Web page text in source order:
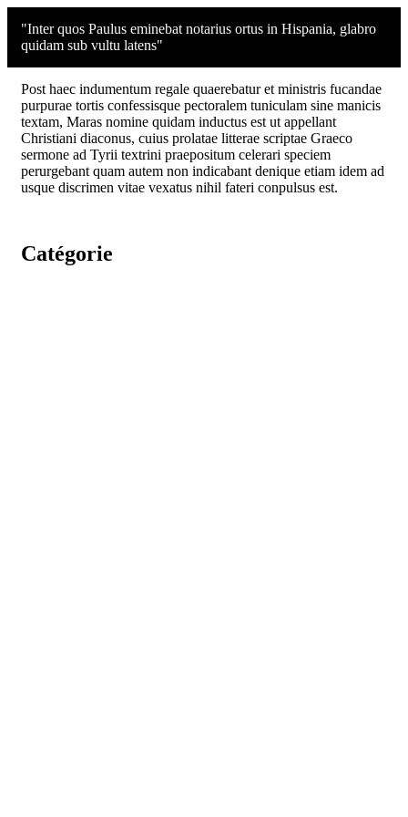
"Inter quos Paulus eminebat notarius ortus in Hispania, glabro
quidam sub vultu latens"
Post haec indumentum regale quaerebatur et ministris fucandae
purpurae tortis confessisque pectoralem tuniculam sine manicis
textam, Maras nomine quidam inductus est ut appellant
Christiani diaconus, cuius prolatae litterae scriptae Graeco
sermone ad Tyrii textrini praepositum celerari speciem
perurgebant quam autem non indicabant denique etiam idem ad
usque discrimen vitae vexatus nihil fateri conpulsus est.
Catégorie